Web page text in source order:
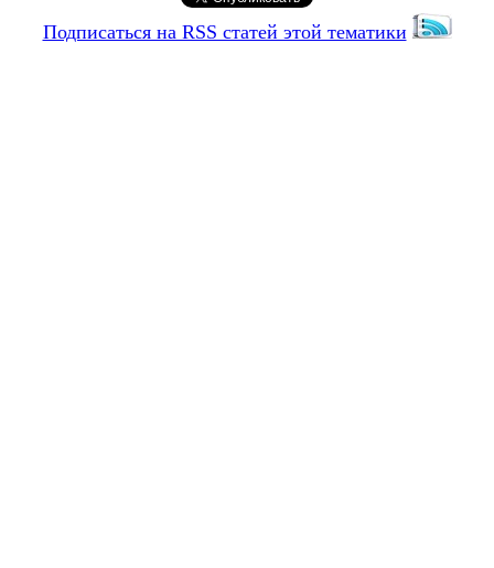
Подписаться на RSS статей этой тематики